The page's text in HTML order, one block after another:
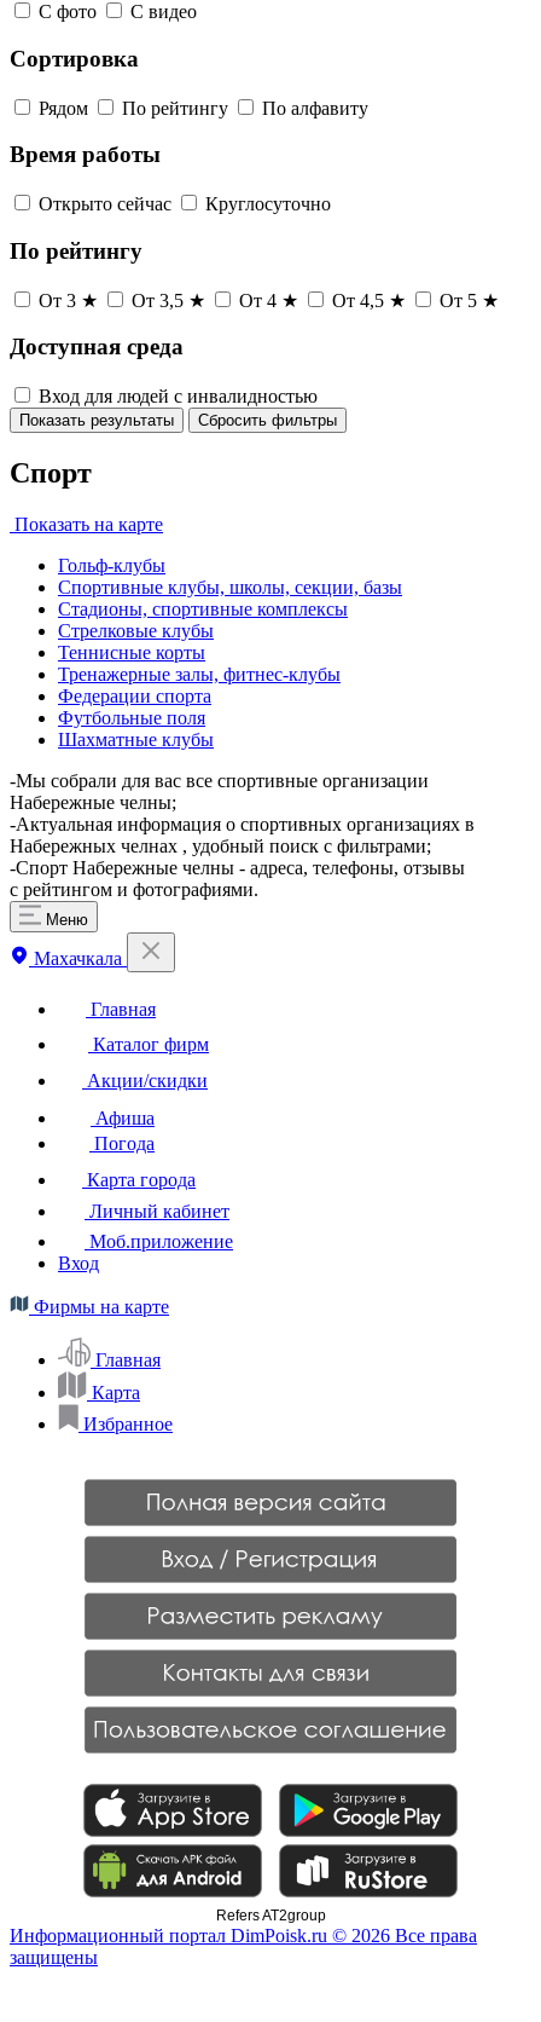
С фото С видео
Сортировка
Рядом По рейтингу По алфавиту
Время работы
Открыто сейчас Круглосуточно
По рейтингу
От 3 ★ От 3,5 ★ От 4 ★ От 4,5 ★ От 5 ★
Доступная среда
Вход для людей с инвалидностью
Показать результаты Сбросить фильтры
Спорт
Показать на карте
Гольф-клубы
Спортивные клубы, школы, секции, базы
Стадионы, спортивные комплексы
Стрелковые клубы
Теннисные корты
Тренажерные залы, фитнес-клубы
Федерации спорта
Футбольные поля
Шахматные клубы
-Мы собрали для вас все спортивные организации
Набережные челны;
-Актуальная информация о спортивных организациях в
Набережных челнах , удобный поиск с фильтрами;
-Спорт Набережные челны - адреса, телефоны, отзывы
с рейтингом и фотографиями.
Меню
Махачкала
Главная
Каталог фирм
Акции/скидки
Афиша
Погода
Карта города
Личный кабинет
Моб.приложение
Вход
Фирмы на карте
Главная
Карта
Избранное
Refers AT2group
Информационный портал DimPoisk.ru © 2026 Все права
защищены